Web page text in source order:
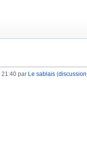
21:40 par Le sablais (discussion